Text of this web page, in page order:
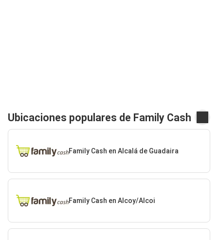
Ubicaciones populares de Family Cash
Family Cash en Alcalá de Guadaira
Family Cash en Alcoy/Alcoi